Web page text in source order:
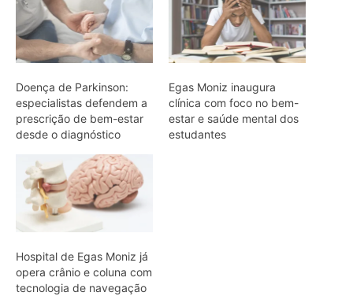
Doença de Parkinson:
especialistas defendem a
prescrição de bem-estar
desde o diagnóstico
Egas Moniz inaugura
clínica com foco no bem-
estar e saúde mental dos
estudantes
Hospital de Egas Moniz já
opera crânio e coluna com
tecnologia de navegação